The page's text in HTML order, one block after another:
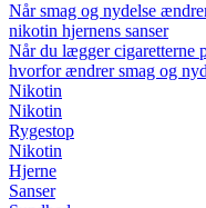
Når smag og nydelse
nikotin hjernens sanser
Når du lægger cigaretterne
hvorfor ændrer smag og
Nikotin
Nikotin
Rygestop
Nikotin
Hjerne
Sanser